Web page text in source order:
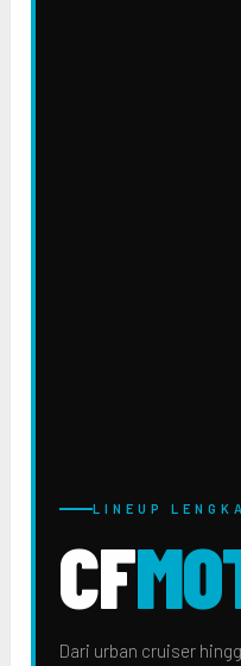
LINEUP
CF
Dari urban cruiser